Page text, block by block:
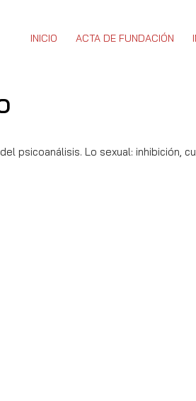
INICIO ACTA DE FUNDACIÓN
psicoanálisis. Lo sexual: inhibición,